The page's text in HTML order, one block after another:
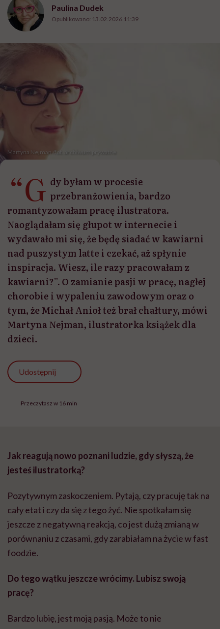
Paulina Dudek
Opublikowano: 13.02.2026 11:39
Martyna Nejman /fot. archiwum prywatne
“G dy byłam w procesie
przebranżowienia, bardzo
romantyzowałam pracę ilustratora.
Naoglądałam się głupot w internecie i
wydawało mi się, że będę siadać w kawiarni
nad puszystym latte i czekać, aż spłynie
inspiracja. Wiesz, ile razy pracowałam z
kawiarni?”. O zamianie pasji w pracę, nagłej
chorobie i wypaleniu zawodowym oraz o
tym, że Michał Anioł też brał chałtury, mówi
Martyna Nejman, ilustratorka książek dla
dzieci.
Udostępnij
Przeczytasz w 16 min
Jak reagują nowo poznani ludzie, gdy słyszą, że
jesteś ilustratorką?
Pozytywnym zaskoczeniem. Pytają, czy pracuję tak na
cały etat i czy da się z tego żyć. Nie spotkałam się
jeszcze z negatywną reakcją, co jest dużą zmianą w
porównaniu z czasami, gdy zarabiałam na życie w fast
foodzie.
Do tego wątku jeszcze wrócimy. Lubisz swoją
pracę?
Bardzo lubię, jest moją pasją. Może to nie